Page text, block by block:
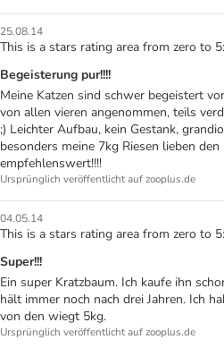
25.08.14
This is a stars rating area from zero to
Begeisterung pur!!!!
Meine Katzen sind schwer begeistert
von allen vieren angenommen, teils
;) Leichter Aufbau, kein Gestank,
besonders meine 7kg Riesen lieben
empfehlenswert!!!!
Ursprünglich veröffentlicht auf zooplus.de
04.05.14
This is a stars rating area from zero to
Super!!!
Ein super Kratzbaum. Ich kaufe ihn
hält immer noch nach drei Jahren. Ich
von den wiegt 5kg.
Ursprünglich veröffentlicht auf zooplus.de